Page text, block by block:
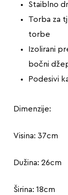
Staiblno
Torba za
torbe
Izolirani
bočni
Podesivi
Dimenzije:
Visina: 37cm
Dužina: 26cm
Širina: 18cm